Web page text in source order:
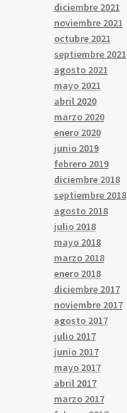
diciembre 2021
noviembre 2021
octubre 2021
septiembre 2021
agosto 2021
mayo 2021
abril 2020
marzo 2020
enero 2020
junio 2019
febrero 2019
diciembre 2018
septiembre 2018
agosto 2018
julio 2018
mayo 2018
marzo 2018
enero 2018
diciembre 2017
noviembre 2017
agosto 2017
julio 2017
junio 2017
mayo 2017
abril 2017
marzo 2017